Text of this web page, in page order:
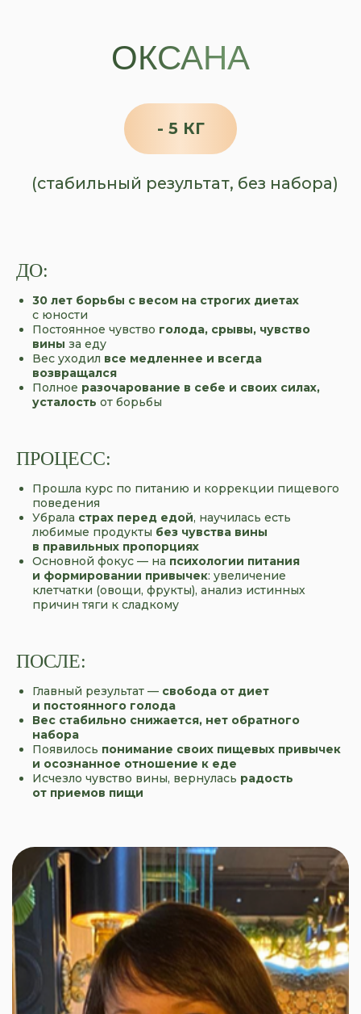
ОКСАНА
(стабильный результат, без набора)
ДО:
30 лет борьбы с весом на строгих диетах
с юности
Постоянное чувство голода, срывы, чувство
вины за еду
Вес уходил все медленнее и всегда
возвращался
Полное разочарование в себе и своих силах,
усталость от борьбы
ПРОЦЕСС:
Прошла курс по питанию и коррекции пищевого
поведения
Убрала страх перед едой, научилась есть
любимые продукты без чувства вины
в правильных пропорциях
Основной фокус — на психологии питания
и формировании привычек: увеличение
клетчатки (овощи, фрукты), анализ истинных
причин тяги к сладкому
ПОСЛЕ:
Главный результат — свобода от диет
и постоянного голода
Вес стабильно снижается, нет обратного
набора
Появилось понимание своих пищевых привычек
и осознанное отношение к еде
Исчезло чувство вины, вернулась радость
от приемов пищи